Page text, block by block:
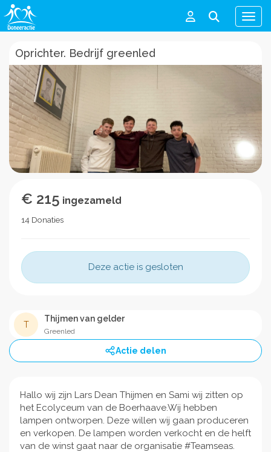
Menu
Oprichter. Bedrijf greenled
€ 215 ingezameld
14 Donaties
Deze actie is gesloten
T
Thijmen van gelder
Greenled
Actie delen
Hallo wij zijn Lars Dean Thijmen en Sami wij zitten op
het Ecolyceum van de Boerhaave.Wij hebben
lampen ontworpen. Deze willen wij gaan produceren
en verkopen. De lampen worden verkocht en de helft
van de winst gaat naar de organisatie #Teamseas.